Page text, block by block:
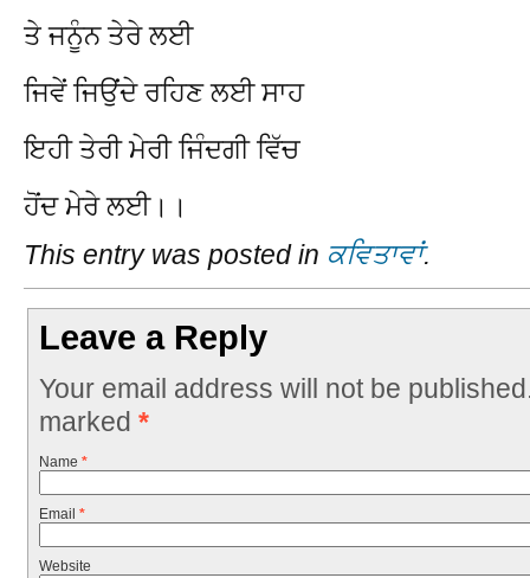
ਤੇ ਜਨੂੰਨ ਤੇਰੇ ਲਈ
ਜਿਵੇਂ ਜਿਉਂਦੇ ਰਹਿਣ ਲਈ ਸਾਹ
ਇਹੀ ਤੇਰੀ ਮੇਰੀ ਜਿੰਦਗੀ ਵਿੱਚ
ਹੋਂਦ ਮੇਰੇ ਲਈ।।
This entry was posted in ਕਵਿਤਾਵਾਂ.
Leave a Reply
Your email address will not be
marked *
Name *
Email *
Website